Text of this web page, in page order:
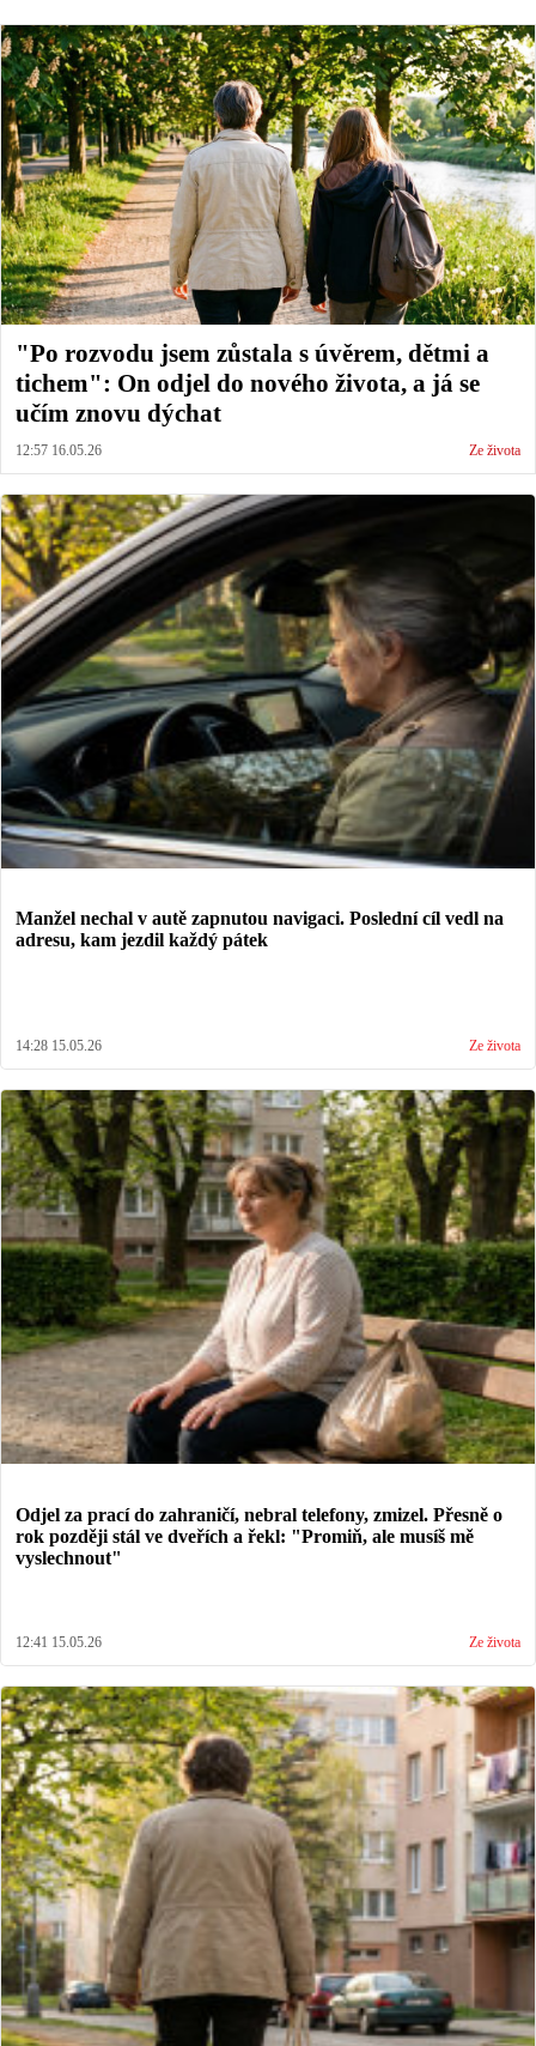
"Po rozvodu jsem zůstala s úvěrem, dětmi a
tichem": On odjel do nového života, a já se
učím znovu dýchat
12:57 16.05.26 Ze života
Manžel nechal v autě zapnutou navigaci. Poslední cíl vedl na
adresu, kam jezdil každý pátek
14:28 15.05.26 Ze života
Odjel za prací do zahraničí, nebral telefony, zmizel. Přesně o
rok později stál ve dveřích a řekl: "Promiň, ale musíš mě
vyslechnout"
12:41 15.05.26 Ze života